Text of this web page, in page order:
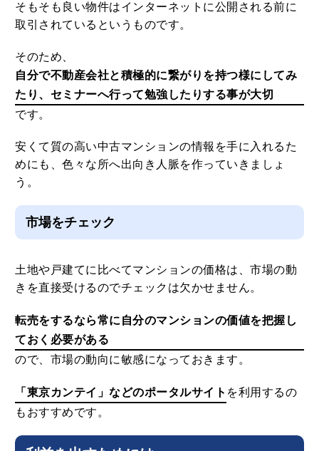
そもそも良い物件はインターネットに公開される前に
取引されているというものです。
そのため、
自分で不動産会社と積極的に繋がりを持つ様にしてみ
たり、セミナーへ行って勉強したりする事が大切
です。
安くて質の高い中古マンションの情報を手に入れるた
めにも、色々な所へ出向き人脈を作っていきましょ
う。
市場をチェック
土地や戸建てに比べてマンションの価格は、市場の動
きを直接受けるのでチェックは欠かせません。
転売をするなら常に自分のマンションの価値を把握し
ておく必要がある
ので、市場の動向に敏感になっておきます。
「東京カンテイ」などのポータルサイト を利用するの
もおすすめです。